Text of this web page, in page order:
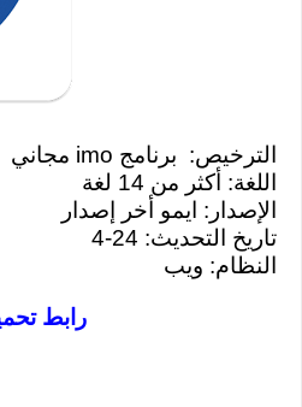
الترخيص: برنامج imo مجاني
اللغة: أكثر من 14 لغة
الإصدار: ايمو أخر إصدار
تاريخ التحديث: 24-4
النظام: ويب
رابط